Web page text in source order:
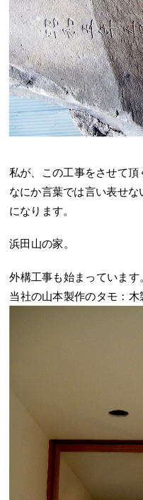
私が、この工事をさせて頂
なにか言葉では言い表せ
になります。
浜田山の家。
外構工事も始まっています
当社の山本製作のタモ：木